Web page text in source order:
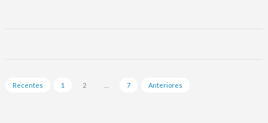
de
Recentes 1 2 7 Anteriores